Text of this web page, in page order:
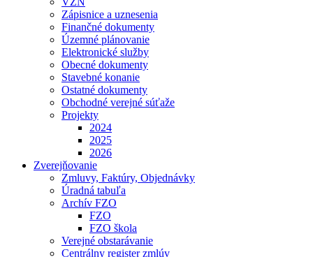
Zápisnice a uznesenia
Finančné dokumenty
Územné plánovanie
Elektronické služby
Obecné dokumenty
Stavebné konanie
Ostatné dokumenty
Obchodné verejné súťaže
Projekty
2024
2025
2026
Zverejňovanie
Zmluvy, Faktúry, Objednávky
Úradná tabuľa
Archív FZO
FZO
FZO škola
Verejné obstarávanie
Centrálny register zmlúv